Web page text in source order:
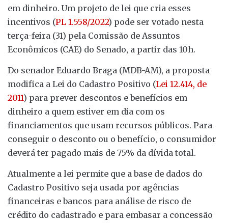
em dinheiro. Um projeto de lei que cria esses
incentivos (PL 1.558/2022) pode ser votado nesta
terça-feira (31) pela Comissão de Assuntos
Econômicos (CAE) do Senado, a partir das 10h.
Do senador Eduardo Braga (MDB-AM), a proposta
modifica a Lei do Cadastro Positivo (Lei 12.414, de
2011) para prever descontos e benefícios em
dinheiro a quem estiver em dia com os
financiamentos que usam recursos públicos. Para
conseguir o desconto ou o benefício, o consumidor
deverá ter pagado mais de 75% da dívida total.
Atualmente a lei permite que a base de dados do
Cadastro Positivo seja usada por agências
financeiras e bancos para análise de risco de
crédito do cadastrado e para embasar a concessão